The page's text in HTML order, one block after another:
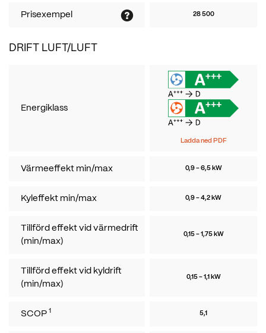
Prisexempel 28 500
DRIFT LUFT/LUFT
Energiklass
Ladda ned PDF
Värmeeffekt min/max 0,9 - 6,5 kW
Kyleffekt min/max 0,9 - 4,2 kW
Tillförd effekt vid värmedrift
(min/max)
0,15 - 1,75 kW
Tillförd effekt vid kyldrift
(min/max)
0,15 - 1,1 kW
SCOP 1 5,1